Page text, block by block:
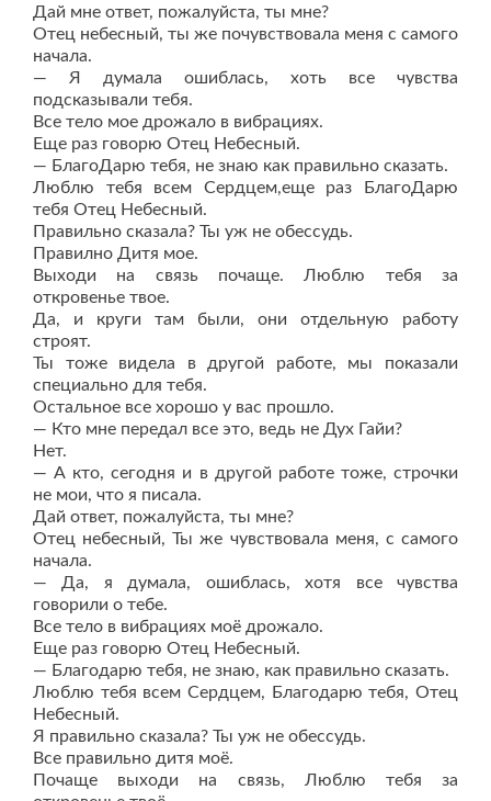
Дай мне ответ, пожалуйста, ты мне?
Отец небесный, ты же почувствовала меня с самого
начала.
— Я думала ошиблась, хоть все чувства
подсказывали тебя.
Все тело мое дрожало в вибрациях.
Еще раз говорю Отец Небесный.
— БлагоДарю тебя, не знаю как правильно сказать.
Люблю тебя всем Сердцем,еще раз БлагоДарю
тебя Отец Небесный.
Правильно сказала? Ты уж не обессудь.
Правилно Дитя мое.
Выходи на связь почаще. Люблю тебя за
откровенье твое.
Да, и круги там были, они отдельную работу
строят.
Ты тоже видела в другой работе, мы показали
специально для тебя.
Остальное все хорошо у вас прошло.
— Кто мне передал все это, ведь не Дух Гайи?
Нет.
— А кто, сегодня и в другой работе тоже, строчки
не мои, что я писала.
Дай ответ, пожалуйста, ты мне?
Отец небесный, Ты же чувствовала меня, с самого
начала.
— Да, я думала, ошиблась, хотя все чувства
говорили о тебе.
Все тело в вибрациях моё дрожало.
Еще раз говорю Отец Небесный.
— Благодарю тебя, не знаю, как правильно сказать.
Люблю тебя всем Сердцем, Благодарю тебя, Отец
Небесный.
Я правильно сказала? Ты уж не обессудь.
Все правильно дитя моё.
Почаще выходи на связь, Люблю тебя за